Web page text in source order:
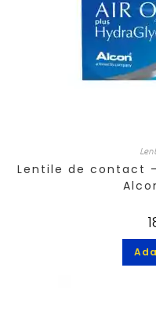
Lentile de contact -